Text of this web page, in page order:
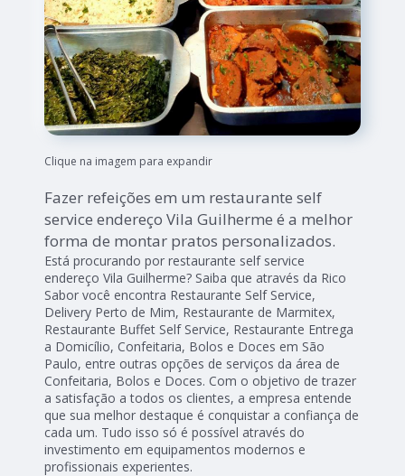
Clique na imagem para expandir
Fazer refeições em um restaurante self
service endereço Vila Guilherme é a melhor
forma de montar pratos personalizados.
Está procurando por restaurante self service
endereço Vila Guilherme? Saiba que através da Rico
Sabor você encontra Restaurante Self Service,
Delivery Perto de Mim, Restaurante de Marmitex,
Restaurante Buffet Self Service, Restaurante Entrega
a Domicílio, Confeitaria, Bolos e Doces em São
Paulo, entre outras opções de serviços da área de
Confeitaria, Bolos e Doces. Com o objetivo de trazer
a satisfação a todos os clientes, a empresa entende
que sua melhor destaque é conquistar a confiança de
cada um. Tudo isso só é possível através do
investimento em equipamentos modernos e
profissionais experientes.